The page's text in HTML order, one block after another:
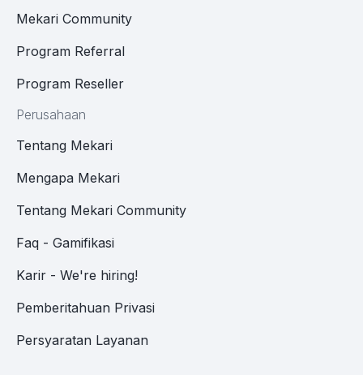
Mekari Community
Program Referral
Program Reseller
Perusahaan
Tentang Mekari
Mengapa Mekari
Tentang Mekari Community
Faq - Gamifikasi
Karir - We're hiring!
Pemberitahuan Privasi
Persyaratan Layanan